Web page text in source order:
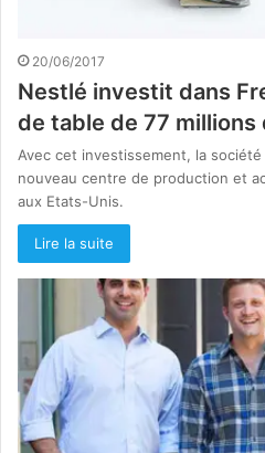
20/06/2017
Nestlé investit dans
de table de 77 millions
Avec cet investissement, la
nouveau centre de production et
aux Etats-Unis.
Lire la suite